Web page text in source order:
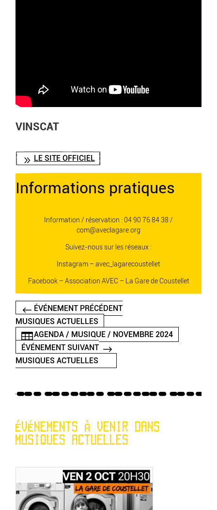
VINSCAT
LE SITE OFFICIEL
Informations pratiques
Information / réservation : 04 90 76 84 38 /
com@aveclagare.org
Suivez-nous sur les réseaux :
Instagram – avec_lagarecoustellet
Facebook – Association AVEC – La Gare de Coustellet
ÉVÉNEMENT PRÉCÉDENT
MUSIQUES ACTUELLES
AGENDA / MUSIQUE / NOVEMBRE 2024
ÉVÉNEMENT SUIVANT
MUSIQUES ACTUELLES
ÉVÉNEMENTS À VENIR DANS
MUSIQUES ACTUELLES